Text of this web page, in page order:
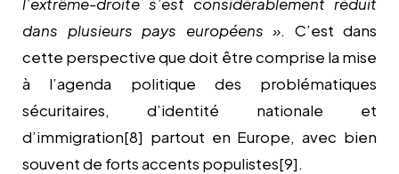
dans plusieurs pays européens ». C’est dans
cette perspective que doit être comprise la mise
à l’agenda politique des problématiques
sécuritaires, d’identité nationale et
d’immigration[8] partout en Europe, avec bien
souvent de forts accents populistes[9].